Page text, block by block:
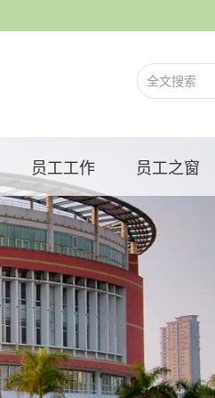
员工工作 员工之窗